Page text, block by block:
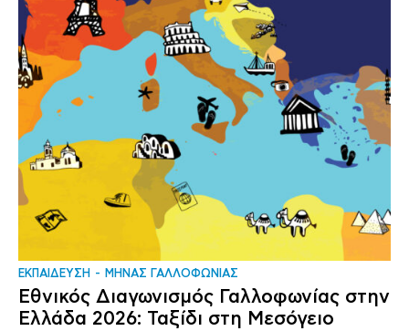
ΕΚΠΑΙΔΕΥΣΗ ΜΗΝΑΣ ΓΑΛΛΟΦΩΝΙΑΣ
Εθνικός Διαγωνισμός Γαλλοφωνίας στην
Ελλάδα 2026: Ταξίδι στη Μεσόγειο